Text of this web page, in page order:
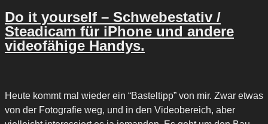
Do it yourself – Schwebestativ /
Steadicam für iPhone und andere
videofähige Handys.
Heute kommt mal wieder ein “Basteltipp” von mir. Zwar etwas
von der Fotografie weg, und in den Videobereich, aber